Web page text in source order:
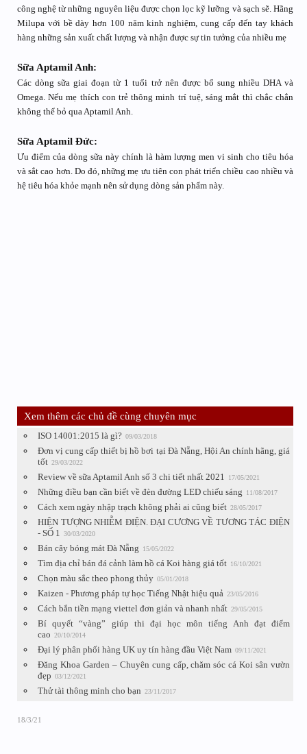
công nghệ từ những nguyên liệu được chọn lọc kỹ lưỡng và sạch sẽ. Hãng
Milupa với bề dày hơn 100 năm kinh nghiệm, cung cấp đến tay khách
hàng những sản xuất chất lượng và nhận được sự tin tưởng của nhiều mẹ
Sữa Aptamil Anh:
Các dòng sữa giai đoạn từ 1 tuổi trở nên được bổ sung nhiều DHA và
Omega. Nếu mẹ thích con trẻ thông minh trí tuệ, sáng mắt thì chắc chắn
không thể bỏ qua Aptamil Anh.
Sữa Aptamil Đức:
Ưu điểm của dòng sữa này chính là hàm lượng men vi sinh cho tiêu hóa
và sắt cao hơn. Do đó, những mẹ ưu tiên con phát triển chiều cao nhiều và
hệ tiêu hóa khỏe mạnh nên sử dụng dòng sản phẩm này.
Xem thêm các chủ đề cùng chuyên mục
ISO 14001:2015 là gì? 09/03/2018
Đơn vị cung cấp thiết bị hồ bơi tại Đà Nẵng, Hội An chính hãng, giá
tốt 29/03/2022
Review về sữa Aptamil Anh số 3 chi tiết nhất 2021 17/05/2021
Những điều bạn cần biết về đèn đường LED chiếu sáng 11/08/2017
Cách xem ngày nhập trạch không phải ai cũng biết 28/05/2017
HIỆN TƯỢNG NHIỄM ĐIỆN. ĐẠI CƯƠNG VỀ TƯƠNG TÁC ĐIỆN
- SỐ 1
30/03/2020
Bán cây bóng mát Đà Nẵng 15/05/2022
Tìm địa chỉ bán đá cảnh làm hồ cá Koi hàng giá tốt 16/10/2021
Chọn màu sắc theo phong thủy 05/01/2018
Kaizen - Phương pháp tự học Tiếng Nhật hiệu quả 23/05/2016
Cách bắn tiền mạng viettel đơn giản và nhanh nhất 29/05/2015
Bí quyết “vàng” giúp thi đại học môn tiếng Anh đạt điểm
cao 20/10/2014
Đại lý phân phối hàng UK uy tín hàng đầu Việt Nam 09/11/2021
Đăng Khoa Garden – Chuyên cung cấp, chăm sóc cá Koi sân vườn
đẹp 03/12/2021
Thử tài thông minh cho bạn 23/11/2017
18/3/21